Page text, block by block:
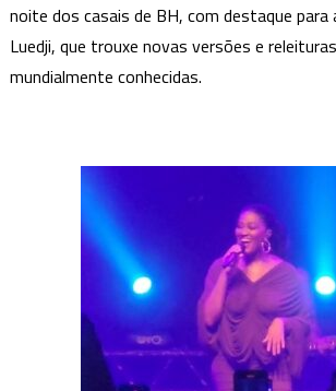
noite dos casais de BH, com destaque para
Luedji, que trouxe novas versões e
mundialmente conhecidas.